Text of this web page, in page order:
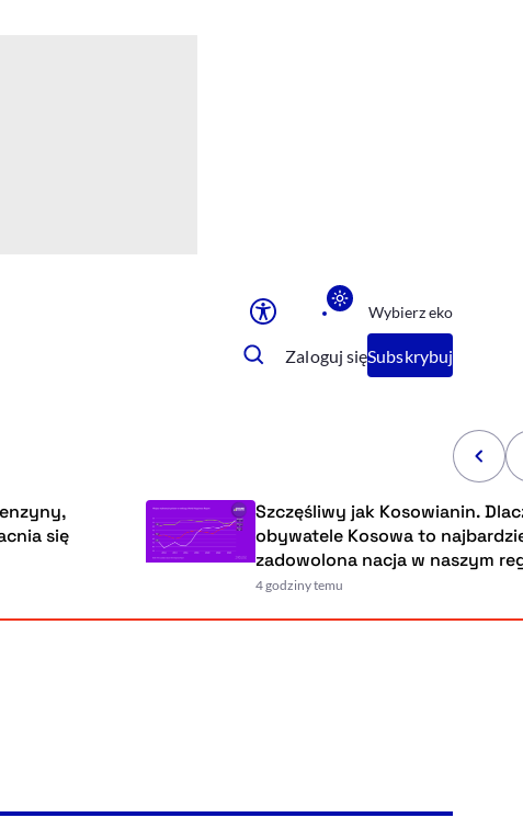
Sprawdź, jak i dlaczego zwiększamy dostępność, otwiera się w nowym
Wybierz eko
Zaloguj sięSubskrybuj
Szczęśliwy jak Kosowianin. Dlaczego
obywatele Kosowa to najbardziej
zadowolona nacja w naszym regionie?
4 godziny temu